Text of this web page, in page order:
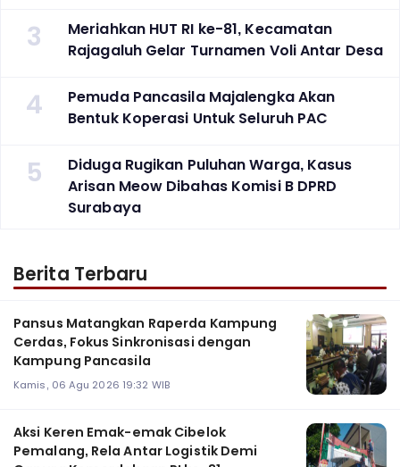
3
Meriahkan HUT RI ke-81, Kecamatan
Rajagaluh Gelar Turnamen Voli Antar Desa
4
Pemuda Pancasila Majalengka Akan
Bentuk Koperasi Untuk Seluruh PAC
5
Diduga Rugikan Puluhan Warga, Kasus
Arisan Meow Dibahas Komisi B DPRD
Surabaya ‎
Berita Terbaru
Pansus Matangkan Raperda Kampung
Cerdas, Fokus Sinkronisasi dengan
Kampung Pancasila
Kamis, 06 Agu 2026 19:32 WIB
Aksi Keren Emak-emak Cibelok
Pemalang, Rela Antar Logistik Demi